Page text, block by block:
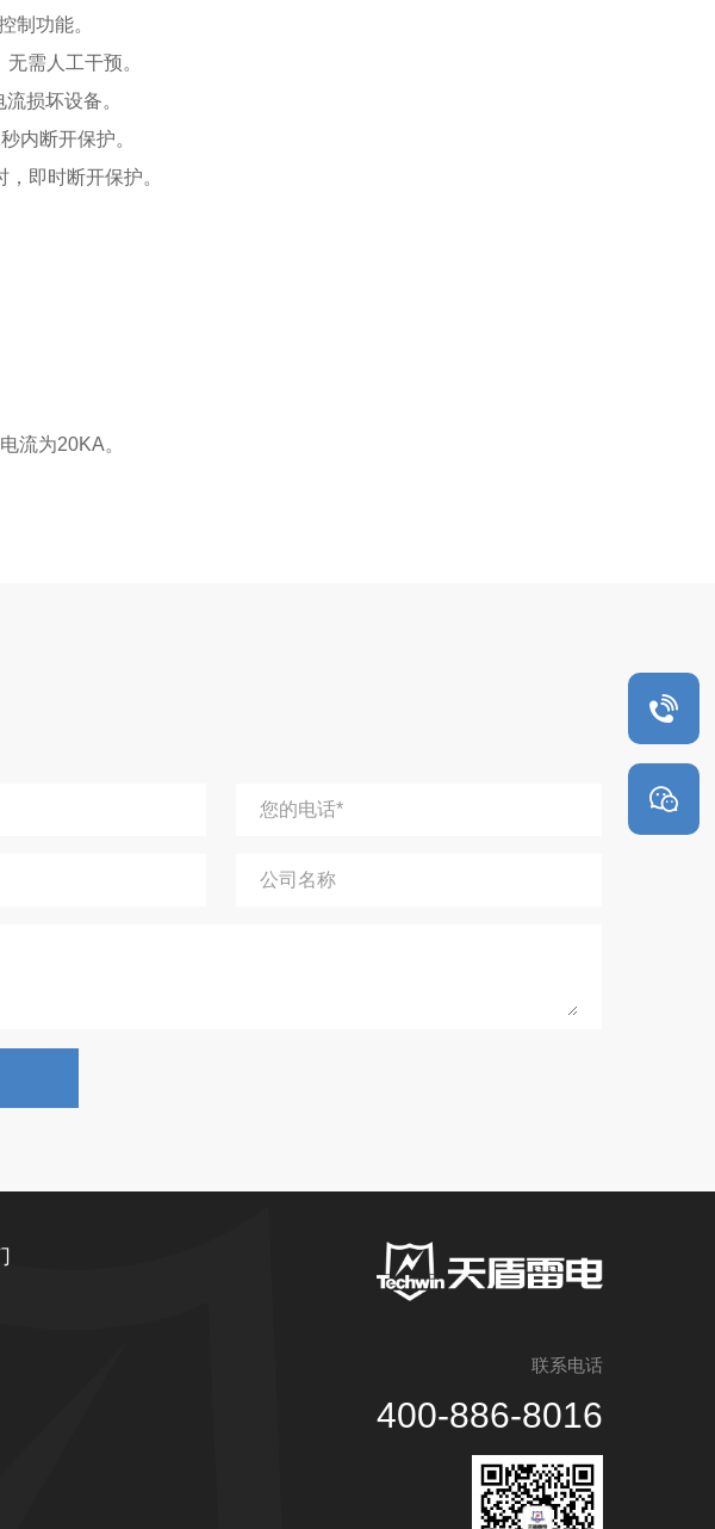
制功能。
需人工干预。
损坏设备。
内断开保护。
即时断开保护。
流为20KA。
您的电话*
公司名称
联系电话
400-886-8016